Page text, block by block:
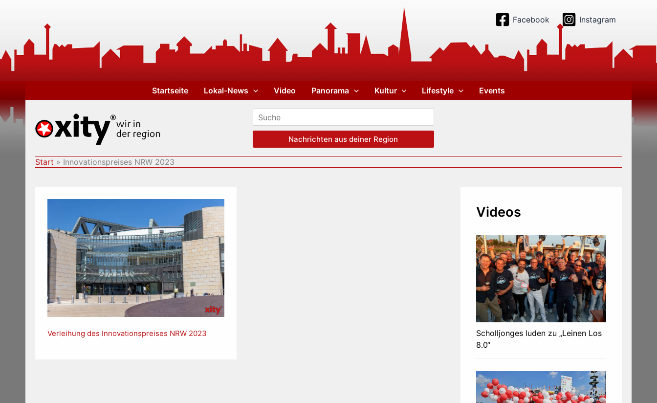
Facebook Instagram
Startseite Lokal-News Video Panorama Kultur Lifestyle Events
Nachrichten aus deiner Region
Start Innovationspreises NRW 2023
Verleihung des Innovationspreises NRW 2023
Videos
Scholljonges luden zu „Leinen Los
8.0“